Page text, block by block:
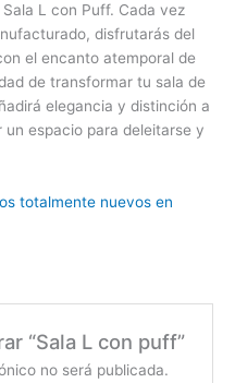
L con Puff. Cada vez
disfrutarás del
el encanto atemporal de
de transformar tu sala de
elegancia y distinción a
un espacio para deleitarse y
totalmente nuevos en
“Sala L con puff”
no será publicada.